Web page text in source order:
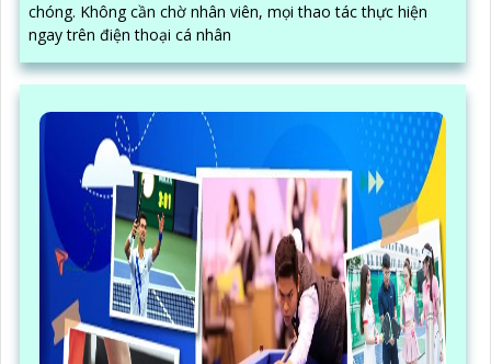
chóng. Không cần chờ nhân viên, mọi thao tác thực hiện
ngay trên điện thoại cá nhân